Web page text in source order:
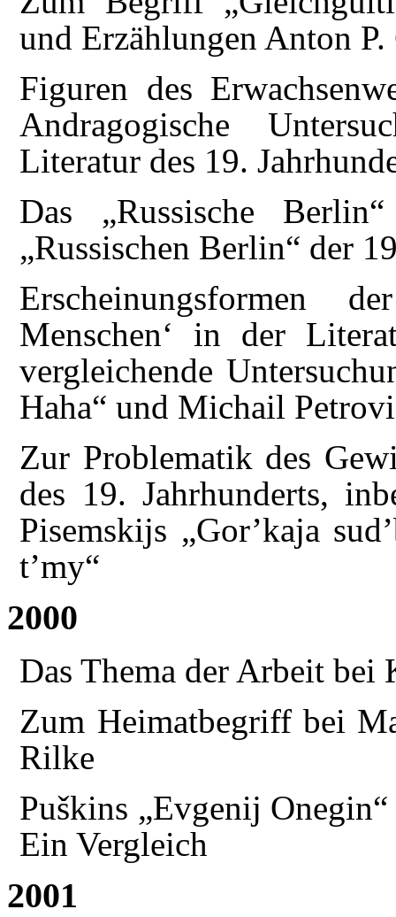
und Erzählungen Anton P.
Figuren des
Andragogische
Literatur des 19.
Das „Russische
„Russischen Berlin“ der
Erscheinungsformen
Menschen‘ in der
vergleichende
Haha“ und Michail
Zur Problematik des
des 19. Jahrhunderts,
Pisemskijs „Gor’kaja
t’my“
2000
Das Thema der Arbeit bei
Zum Heimatbegriff bei
Rilke
Puškins „Evgenij
Ein Vergleich
2001